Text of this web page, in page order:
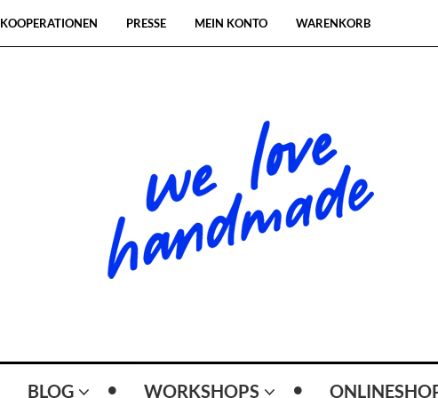
KOOPERATIONEN PRESSE MEIN KONTO WARENKORB
BLOG WORKSHOPS